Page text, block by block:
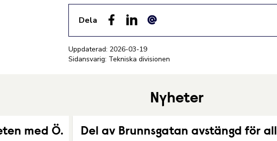
Dela
Uppdaterad: 2026-03-19
Sidansvarig: Tekniska divisionen
Nyheter
med Ö.
Del av Brunnsgatan avstängd för all